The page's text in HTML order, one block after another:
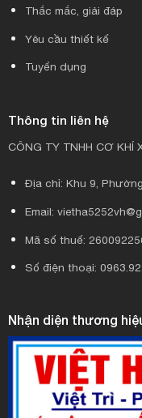
Thắc mắc, giải đáp
Yêu cầu thiết kế
Tuyển dụng
Thông tin liên hệ
CÔNG TY TNHH CƠ KHÍ
Địa chỉ: Khu 9,
Email:
Mã số thuế:
Số điện thoại:
Nhận diện thương